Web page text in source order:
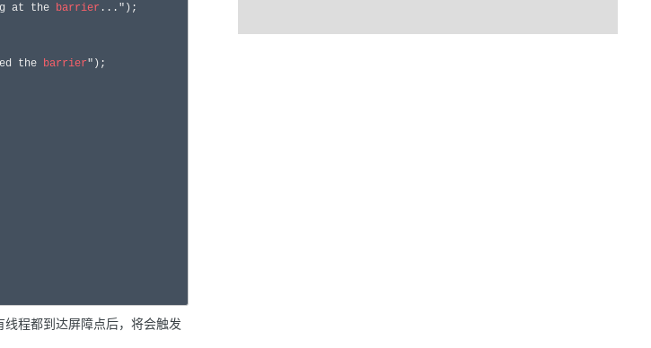
at the barrier ...");
the barrier");
程都到达屏障点后，将会触发